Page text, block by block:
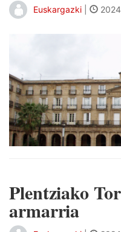
Euskargazki
Plentziako
armarria